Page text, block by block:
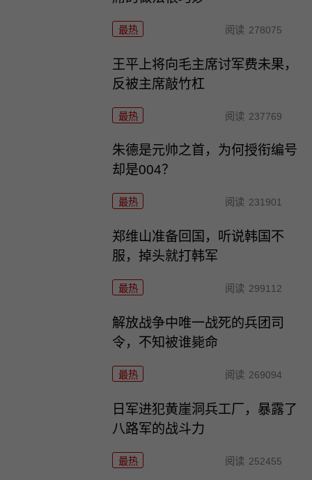
最热 阅读 278075
王平上将向毛主席讨军费未果，
反被主席敲竹杠
最热 阅读 237769
朱德是元帅之首，为何授衔编号
却是004？
最热 阅读 231901
郑维山准备回国，听说韩国不
服，掉头就打韩军
最热 阅读 299112
解放战争中唯一战死的兵团司
令，不知被谁毙命
最热 阅读 269094
日军进犯黄崖洞兵工厂，暴露了
八路军的战斗力
最热 阅读 252455